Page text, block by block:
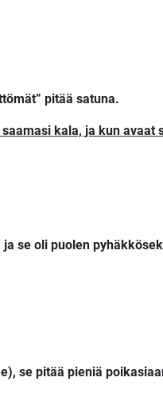
pitää satuna.
kala, ja kun avaat
se oli puolen
se pitää pieniä